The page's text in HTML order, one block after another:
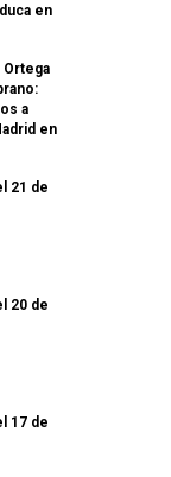
en
Ortega
a
en
21 de
20 de
17 de